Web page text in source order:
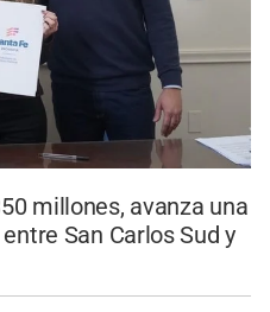
millones, avanza una
San Carlos Sud y